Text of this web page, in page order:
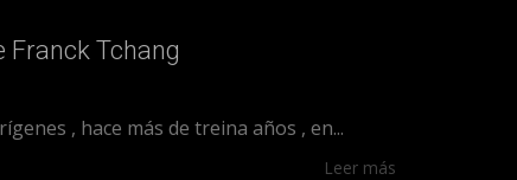
Franck Tchang
, hace más de treina años , en...
Leer más